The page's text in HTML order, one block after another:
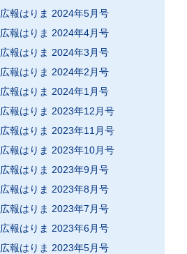
広報はりま 2024年5月号
広報はりま 2024年4月号
広報はりま 2024年3月号
広報はりま 2024年2月号
広報はりま 2024年1月号
広報はりま 2023年12月号
広報はりま 2023年11月号
広報はりま 2023年10月号
広報はりま 2023年9月号
広報はりま 2023年8月号
広報はりま 2023年7月号
広報はりま 2023年6月号
広報はりま 2023年5月号